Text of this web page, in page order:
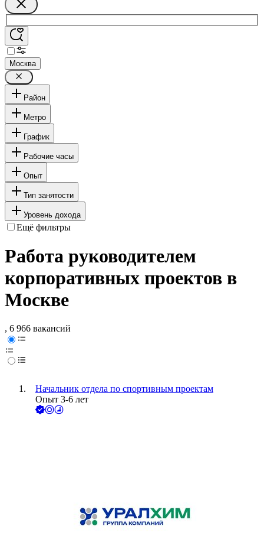
Москва
Район
Метро
График
Рабочие часы
Опыт
Тип занятости
Уровень дохода
Ещё фильтры
Работа руководителем
корпоративных проектов в
Москве
, 6 966 вакансий
Начальник отдела по спортивным проектам
Опыт 3-6 лет